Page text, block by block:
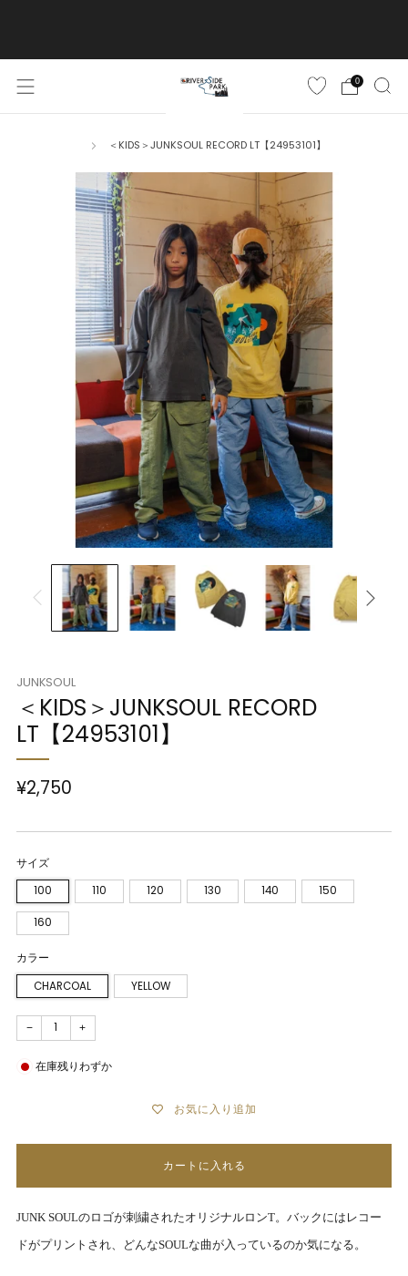
0
＜KIDS＞JUNKSOUL RECORD LT【24953101】
JUNKSOUL
＜KIDS＞JUNKSOUL RECORD
LT【24953101】
¥2,750
サイズ
100 110 120 130 140 150
160
カラー
CHARCOAL YELLOW
− +
在庫残りわずか
お気に入り追加
カートに入れる
JUNK SOULのロゴが刺繍されたオリジナルロンT。 バックにはレコー
ドがプリントされ、どんなSOULな曲が入っているのか気になる。